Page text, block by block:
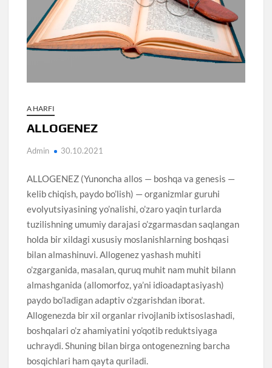
A HARFI
ALLOGENEZ
Admin 30.10.2021
ALLOGENEZ (Yunoncha allos — boshqa va genesis —
kelib chiqish, paydo bo’lish) — organizmlar guruhi
evolyutsiyasining yo’nalishi, o’zaro yaqin turlarda
tuzilishning umumiy darajasi o’zgarmasdan saqlangan
holda bir xildagi xususiy moslanishlarning boshqasi
bilan almashinuvi. Allogenez yashash muhiti
o’zgarganida, masalan, quruq muhit nam muhit bilann
almashganida (allomorfoz, ya’ni idioadaptasiyash)
paydo bo’ladigan adaptiv o’zgarishdan iborat.
Allogenezda bir xil organlar rivojlanib ixtisoslashadi,
boshqalari o’z ahamiyatini yo’qotib reduktsiyaga
uchraydi. Shuning bilan birga ontogenezning barcha
bosqichlari ham qayta quriladi.